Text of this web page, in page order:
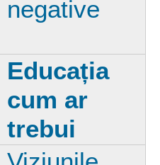
negative
Educația
cum ar
trebui